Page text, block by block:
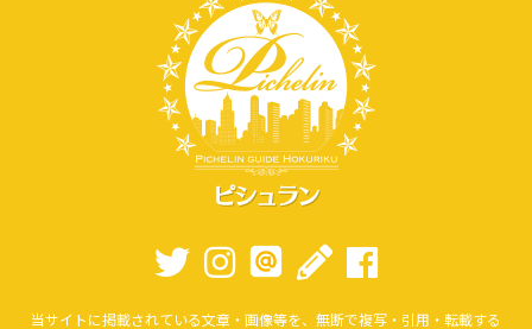
当サイトに掲載されている文章・画像等を、無断で複写・引用・転載する